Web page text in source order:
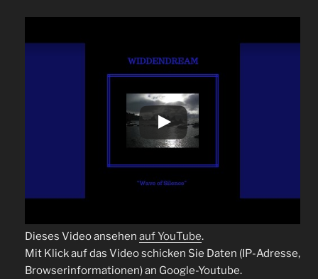
Dieses Video ansehen auf YouTube.
Mit Klick auf das Video schicken Sie Daten (IP-Adresse,
Browserinformationen) an Google-Youtube.